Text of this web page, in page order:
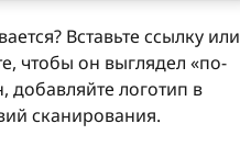
Вставьте ссылку или
чтобы он выглядел «по-
логотип в
сканирования.